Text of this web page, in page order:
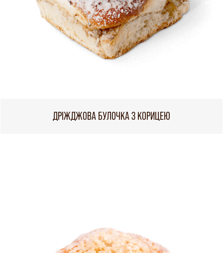
ДРІЖДЖОВА БУЛОЧКА З КОРИЦЕЮ